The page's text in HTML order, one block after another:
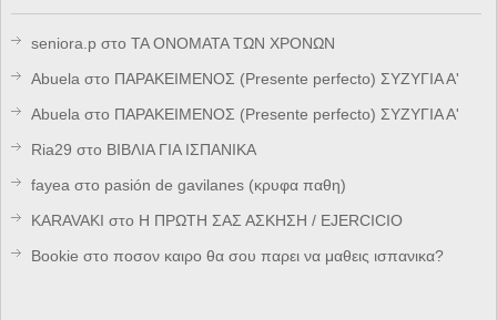
seniora.p στο ΤΑ ΟΝΟΜΑΤΑ ΤΩΝ ΧΡΟΝΩΝ
Abuela στο ΠΑΡΑΚΕΙΜΕΝΟΣ (Presente perfecto) ΣΥΖΥΓΙΑ Α'
Abuela στο ΠΑΡΑΚΕΙΜΕΝΟΣ (Presente perfecto) ΣΥΖΥΓΙΑ Α'
Ria29 στο ΒΙΒΛΙΑ ΓΙΑ ΙΣΠΑΝΙΚΑ
fayea στο pasión de gavilanes (κρυφα παθη)
KARAVAKI στο Η ΠΡΩΤΗ ΣΑΣ ΑΣΚΗΣΗ / EJERCICIO
Bookie στο ποσον καιρο θα σου παρει να μαθεις ισπανικα?